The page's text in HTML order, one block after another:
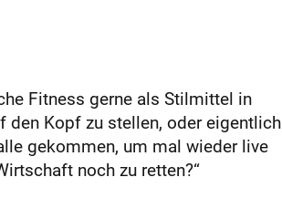
Fitness gerne als Stilmittel in
den Kopf zu stellen, oder eigentlich
gekommen, um mal wieder live
noch zu retten?“